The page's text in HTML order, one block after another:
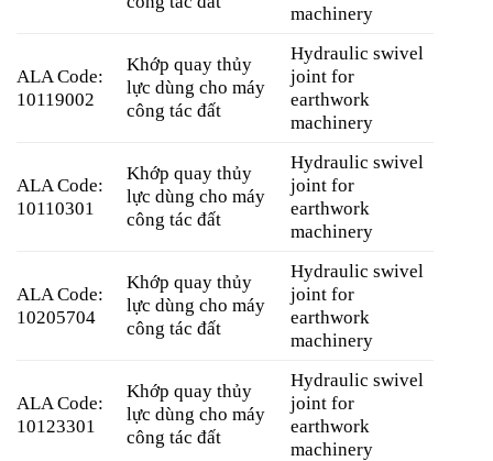
machinery
ALA Code:
10119002
Khớp quay thủy
lực dùng cho máy
công tác đất
Hydraulic swivel
joint for
earthwork
machinery
ALA Code:
10110301
Khớp quay thủy
lực dùng cho máy
công tác đất
Hydraulic swivel
joint for
earthwork
machinery
ALA Code:
10205704
Khớp quay thủy
lực dùng cho máy
công tác đất
Hydraulic swivel
joint for
earthwork
machinery
ALA Code:
10123301
Khớp quay thủy
lực dùng cho máy
công tác đất
Hydraulic swivel
joint for
earthwork
machinery